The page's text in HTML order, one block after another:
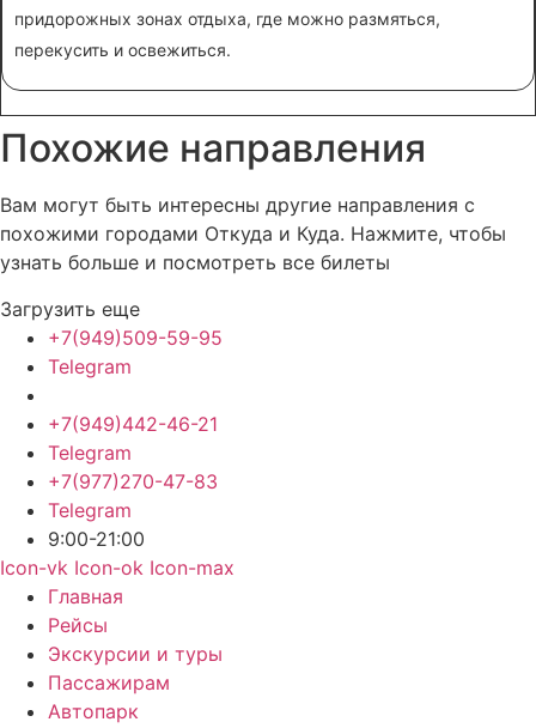
придорожных зонах отдыха, где можно размяться,
перекусить и освежиться.
Похожие направления
Вам могут быть интересны другие направления с
похожими городами Откуда и Куда. Нажмите, чтобы
узнать больше и посмотреть все билеты
Загрузить еще
+7(949)509-59-95
Telegram
+7(949)442-46-21
Telegram
+7(977)270-47-83
Telegram
9:00-21:00
Icon-vk Icon-ok Icon-max
Главная
Рейсы
Экскурсии и туры
Пассажирам
Автопарк